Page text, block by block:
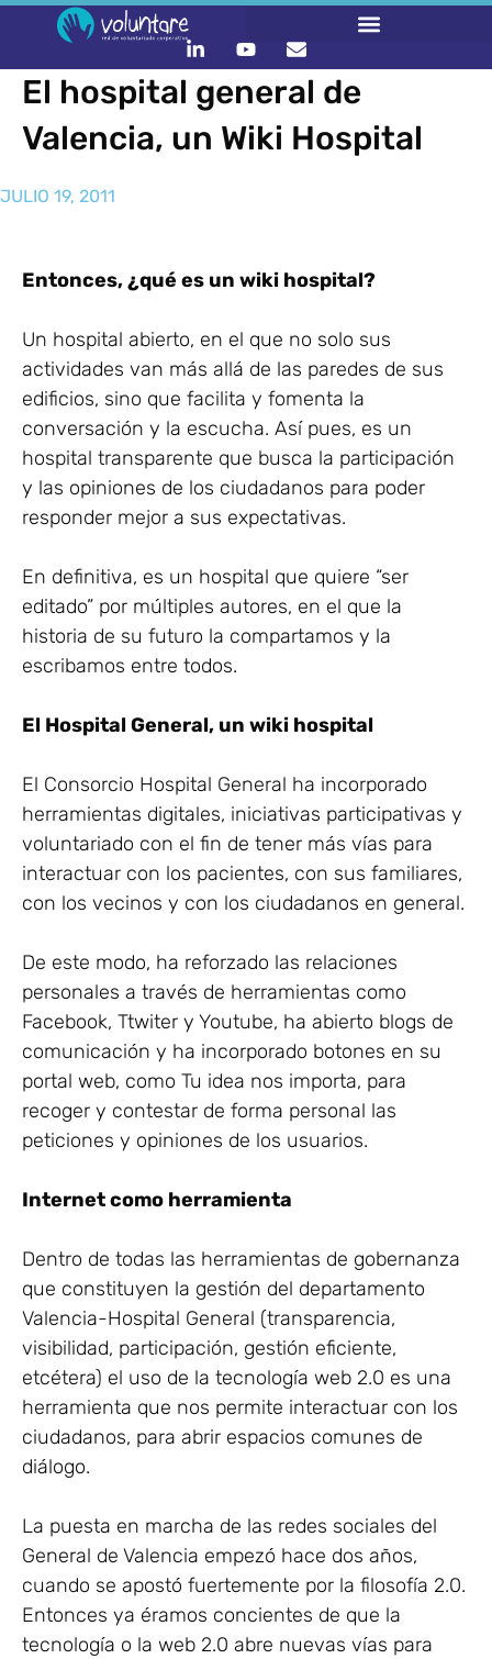
El hospital general de
Valencia, un Wiki Hospital
JULIO 19, 2011
Entonces, ¿qué es un wiki hospital?
Un hospital abierto, en el que no solo sus
actividades van más allá de las paredes de sus
edificios, sino que facilita y fomenta la
conversación y la escucha. Así pues, es un
hospital transparente que busca la participación
y las opiniones de los ciudadanos para poder
responder mejor a sus expectativas.
En definitiva, es un hospital que quiere “ser
editado” por múltiples autores, en el que la
historia de su futuro la compartamos y la
escribamos entre todos.
El Hospital General, un wiki hospital
El Consorcio Hospital General ha incorporado
herramientas digitales, iniciativas participativas y
vo­luntariado con el fin de tener más vías para
interactuar con los pacientes, con sus familiares,
con los vecinos y con los ciudadanos en general.
De este modo, ha reforzado las relaciones
personales a través de herramientas como
Facebook, Ttwi­ter y Youtube, ha abierto blogs de
comunicación y ha incorporado botones en su
portal web, como Tu idea nos importa, para
recoger y contestar de forma personal las
peticiones y opiniones de los usuarios.
Internet como herramienta
Dentro de todas las herramientas de gobernanza
que constituyen la gestión del departamento
Valen­cia-Hospital General (transparencia,
visibilidad, participación, gestión eficiente,
etcétera) el uso de la tecnología web 2.0 es una
herramienta que nos permite interactuar con los
ciudadanos, para abrir espacios comunes de
diálogo.
La puesta en marcha de las redes sociales del
General de Valencia empezó hace dos años,
cuando se apostó fuertemente por la filosofía 2.0.
Entonces ya éramos concientes de que la
tecnología o la web 2.0 abre nuevas vías para